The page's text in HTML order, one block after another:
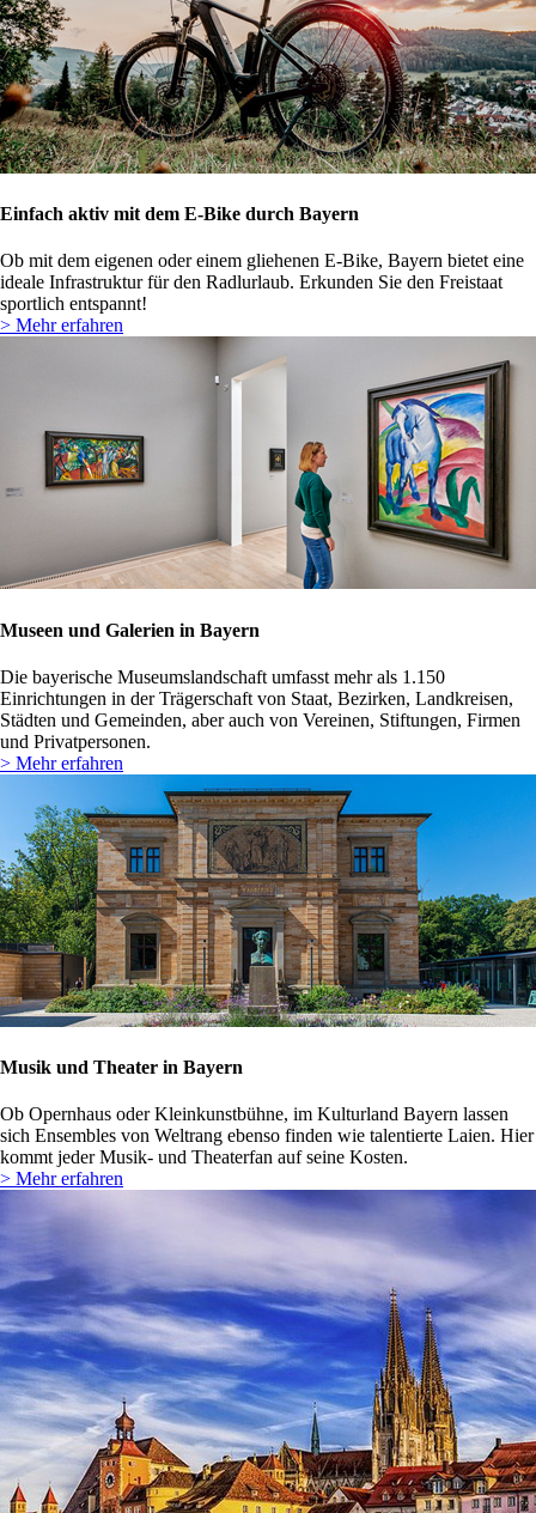
Einfach aktiv mit dem E-Bike durch Bayern
Ob mit dem eigenen oder einem gliehenen E-Bike, Bayern bietet eine
ideale Infrastruktur für den Radlurlaub. Erkunden Sie den Freistaat
sportlich entspannt!
> Mehr erfahren
Museen und Galerien in Bayern
Die bayerische Museumslandschaft umfasst mehr als 1.150
Einrichtungen in der Trägerschaft von Staat, Bezirken, Landkreisen,
Städten und Gemeinden, aber auch von Vereinen, Stiftungen, Firmen
und Privatpersonen.
> Mehr erfahren
Musik und Theater in Bayern
Ob Opernhaus oder Kleinkunstbühne, im Kulturland Bayern lassen
sich Ensembles von Weltrang ebenso finden wie talentierte Laien. Hier
kommt jeder Musik- und Theaterfan auf seine Kosten.
> Mehr erfahren